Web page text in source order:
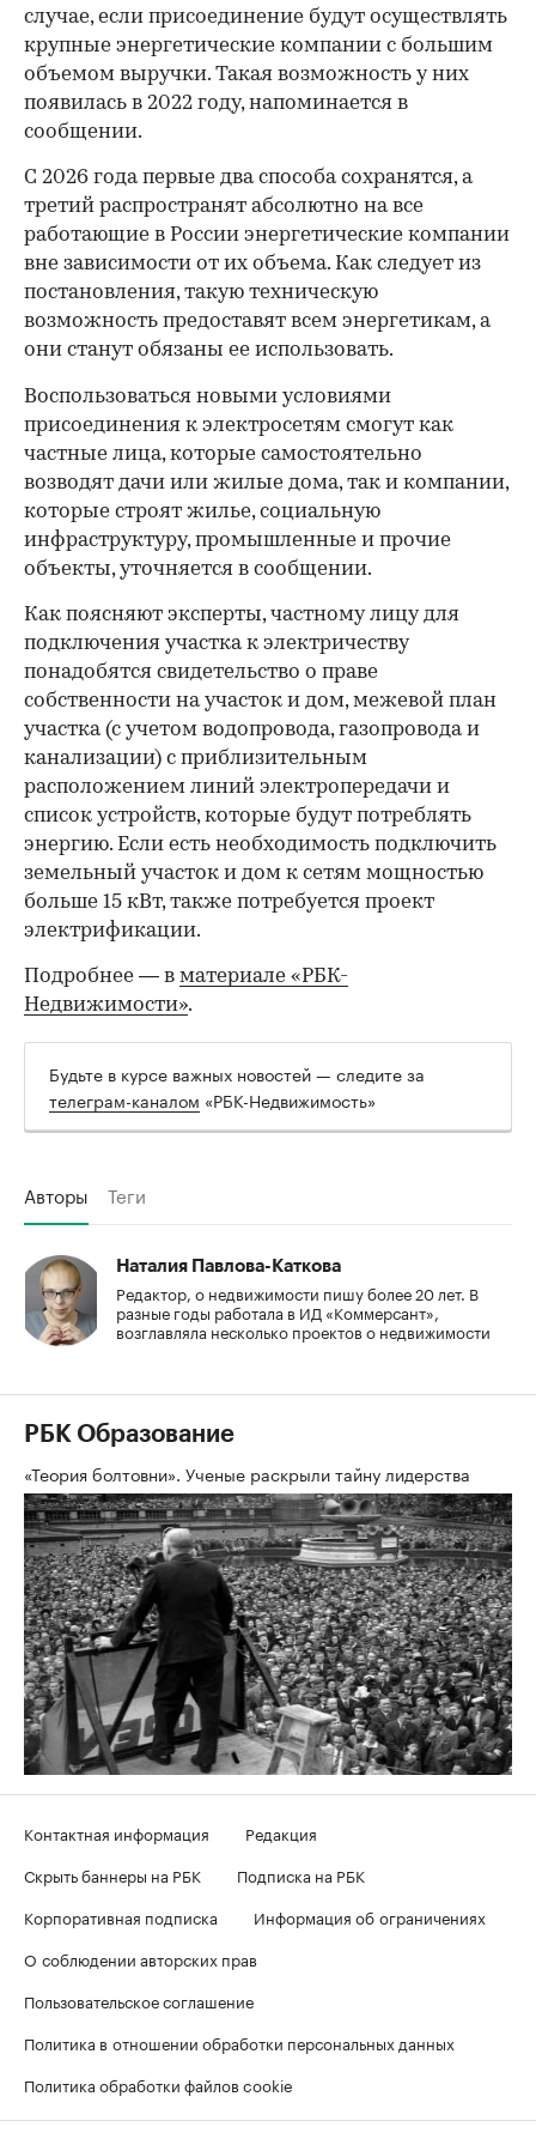
случае, если присоединение будут осуществлять
крупные энергетические компании с большим
объемом выручки. Такая возможность у них
появилась в 2022 году, напоминается в
сообщении.
С 2026 года первые два способа сохранятся, а
третий распространят абсолютно на все
работающие в России энергетические компании
вне зависимости от их объема. Как следует из
постановления, такую техническую
возможность предоставят всем энергетикам, а
они станут обязаны ее использовать.
Воспользоваться новыми условиями
присоединения к электросетям смогут как
частные лица, которые самостоятельно
возводят дачи или жилые дома, так и компании,
которые строят жилье, социальную
инфраструктуру, промышленные и прочие
объекты, уточняется в сообщении.
Как поясняют эксперты, частному лицу для
подключения участка к электричеству
понадобятся свидетельство о праве
собственности на участок и дом, межевой план
участка (с учетом водопровода, газопровода и
канализации) с приблизительным
расположением линий электропередачи и
список устройств, которые будут потреблять
энергию. Если есть необходимость подключить
земельный участок и дом к сетям мощностью
больше 15 кВт, также потребуется проект
электрификации.
Подробнее — в материале «РБК-
Недвижимости».
Будьте в курсе важных новостей — следите за
телеграм-каналом «РБК-Недвижимость»
Авторы Теги
Наталия Павлова-Каткова
Редактор, о недвижимости пишу более 20 лет. В
разные годы работала в ИД «Коммерсант»,
возглавляла несколько проектов о недвижимости
РБК Образование
«Теория болтовни». Ученые раскрыли тайну лидерства
Контактная информация
Редакция
Скрыть баннеры на РБК
Подписка на РБК
Корпоративная подписка
Информация об ограничениях
О соблюдении авторских прав
Пользовательское соглашение
Политика в отношении обработки персональных данных
Политика обработки файлов cookie